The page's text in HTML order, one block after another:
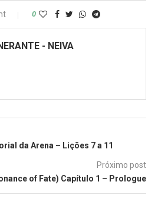
0
- NEIVA
da Arena – Lições 7 a 11
Próximo post
of Fate) Capítulo 1 – Prologue